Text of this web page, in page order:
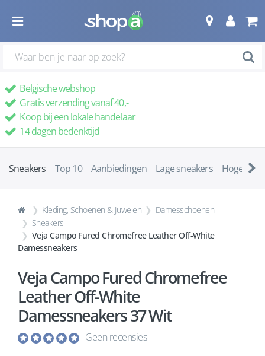
Belgische webshop
Gratis verzending vanaf 40,-
Koop bij een lokale handelaar
14 dagen bedenktijd
Sneakers Top 10 Aanbiedingen Lage sneakers Hoge
Kleding, Schoenen & Juwelen
Damesschoenen
Sneakers
Veja Campo Fured Chromefree Leather Off-White
Damessneakers
Veja Campo Fured Chromefree
Leather Off-White
Damessneakers 37 Wit
Geen recensies